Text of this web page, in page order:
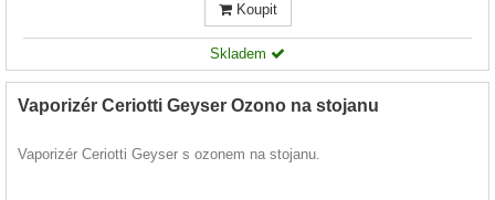
Koupit
Skladem
Vaporizér Ceriotti Geyser Ozono na stojanu
Vaporizér Ceriotti Geyser s ozonem na stojanu.